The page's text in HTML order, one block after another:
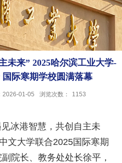
未来” 2025哈尔滨工业大学-
际寒期学校圆满落幕
2026-01-05 浏览次数： 1153
冰港智慧，共创自主未
文大学联合2025国际寒期
院长、教务处处长徐平，